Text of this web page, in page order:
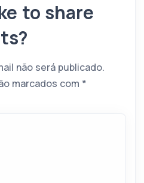
to share
não será publicado.
marcados com *